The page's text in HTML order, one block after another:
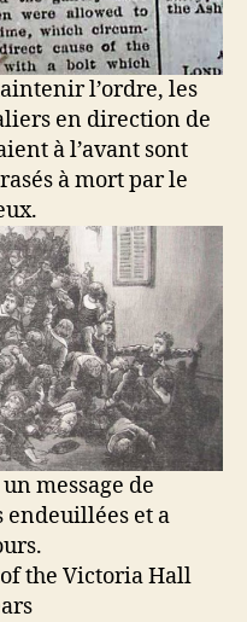
l’ordre, les
en direction de
à l’avant sont
à mort par le
message de
endeuillées et a